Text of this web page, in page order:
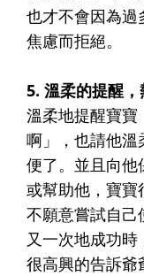
也才不會因為過
焦慮而拒絕。
5. 溫柔的提醒
溫柔地提醒寶寶
啊」，也請他溫
便了。並且向他
或幫助他，寶寶
不願意嘗試自己
又一次地成功
很高興的告訴爺